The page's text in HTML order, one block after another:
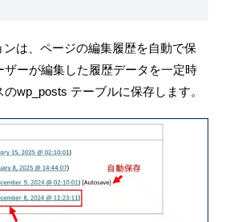
は、ページの編集履歴を自動で保
ザーが編集した履歴データを一定時
wp_posts テーブルに保存します。